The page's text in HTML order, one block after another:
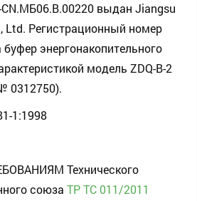
выдан Jiangsu
Ltd. Регистрационный номер
энергонакопительного
модель ZDQ-B-2
0312750).
1:1998
Технического
союза ТР ТС 011/2011